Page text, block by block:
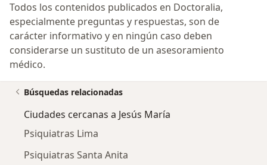
Todos los contenidos publicados en Doctoralia,
especialmente preguntas y respuestas, son de
carácter informativo y en ningún caso deben
considerarse un sustituto de un asesoramiento
médico.
Búsquedas relacionadas
Ciudades cercanas a Jesús María
Psiquiatras Lima
Psiquiatras Santa Anita